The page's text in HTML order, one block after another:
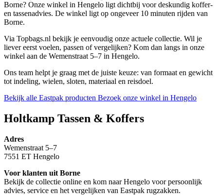
Borne? Onze winkel in Hengelo ligt dichtbij voor deskundig koffer-
en tassenadvies. De winkel ligt op ongeveer 10 minuten rijden van
Borne.
Via Topbags.nl bekijk je eenvoudig onze actuele collectie. Wil je
liever eerst voelen, passen of vergelijken? Kom dan langs in onze
winkel aan de Wemenstraat 5–7 in Hengelo.
Ons team helpt je graag met de juiste keuze: van formaat en gewicht
tot indeling, wielen, sloten, materiaal en reisdoel.
Bekijk alle Eastpak producten Bezoek onze winkel in Hengelo
Holtkamp Tassen & Koffers
Adres
Wemenstraat 5–7
7551 ET Hengelo
Voor klanten uit Borne
Bekijk de collectie online en kom naar Hengelo voor persoonlijk
advies, service en het vergelijken van Eastpak rugzakken.